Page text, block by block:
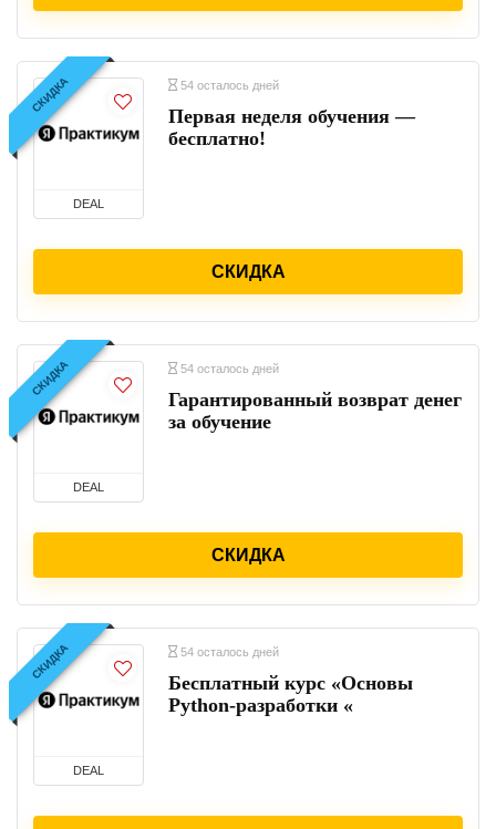
СКИДКА
DEAL
54 осталось дней
Первая неделя обучения —
бесплатно!
СКИДКА
СКИДКА
DEAL
54 осталось дней
Гарантированный возврат денег
за обучение
СКИДКА
СКИДКА
DEAL
54 осталось дней
Бесплатный курс «Основы
Python-разработки «